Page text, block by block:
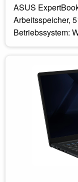
ASUS
Arbeitsspeicher,
Betriebssystem: